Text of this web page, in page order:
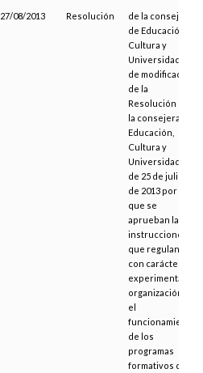
27/08/2013 Resolución
de la consejera
de Educación,
Cultura y
Universidades,
de modificación
de la
Resolución de
la consejera de
Educación,
Cultura y
Universidades
de 25 de julio
de 2013 por la
que se
aprueban las
instrucciones
que regulan,
con carácter
experimental, la
organización y
el
funcionamiento
de los
programas
formativos de